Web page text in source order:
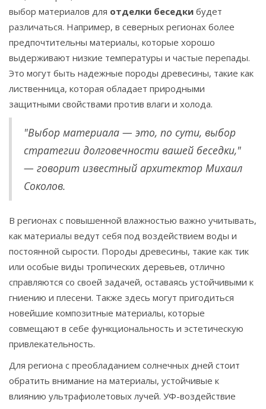
выбор материалов для отделки беседки будет
различаться. Например, в северных регионах более
предпочтительны материалы, которые хорошо
выдерживают низкие температуры и частые перепады.
Это могут быть надежные породы древесины, такие как
лиственница, которая обладает природными
защитными свойствами против влаги и холода.
"Выбор материала — это, по сути, выбор
стратегии долговечности вашей беседки,"
— говорит известный архитектор Михаил
Соколов.
В регионах с повышенной влажностью важно учитывать,
как материалы ведут себя под воздействием воды и
постоянной сырости. Породы древесины, такие как тик
или особые виды тропических деревьев, отлично
справляются со своей задачей, оставаясь устойчивыми к
гниению и плесени. Также здесь могут пригодиться
новейшие композитные материалы, которые
совмещают в себе функциональность и эстетическую
привлекательность.
Для региона с преобладанием солнечных дней стоит
обратить внимание на материалы, устойчивые к
влиянию ультрафиолетовых лучей. УФ-воздействие